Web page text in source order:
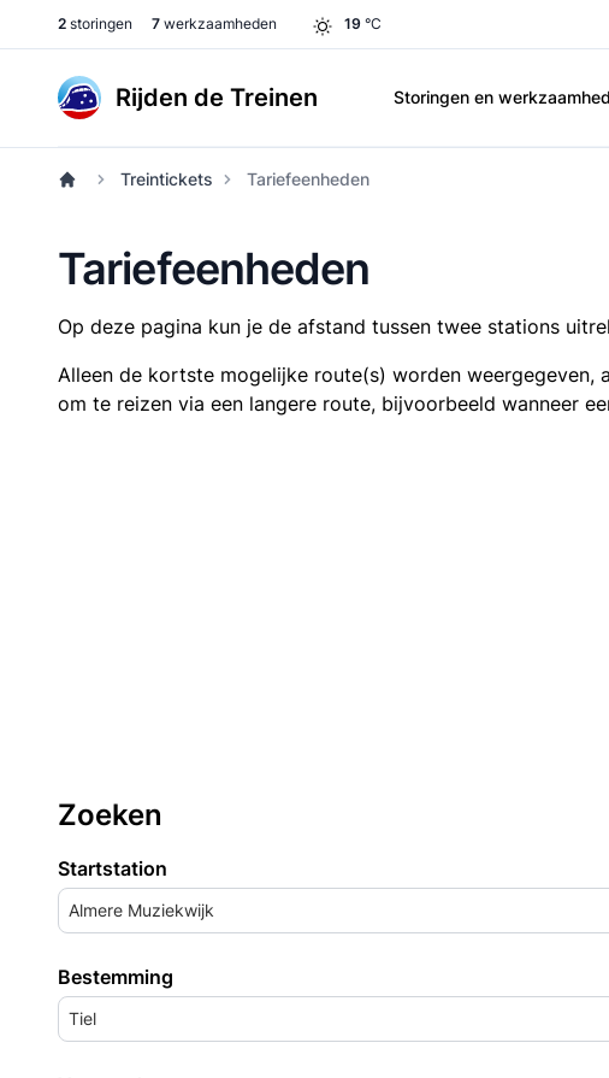
2 storingen 7 werkzaamheden 19 °C
Rijden de Treinen Storingen en
Treintickets Tariefeenheden
Tariefeenheden
Op deze pagina kun je de afstand tussen twee stations
Alleen de kortste mogelijke route(s) worden
om te reizen via een langere route, bijvoorbeeld wanneer
Zoeken
Startstation
Almere Muziekwijk
Bestemming
Tiel